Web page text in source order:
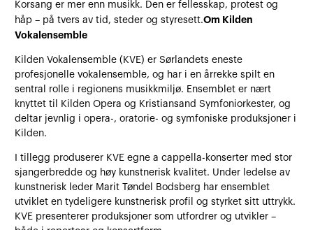
Korsang er mer enn musikk. Den er fellesskap, protest og
håp – på tvers av tid, steder og styresett.Om Kilden
Vokalensemble
Kilden Vokalensemble (KVE) er Sørlandets eneste
profesjonelle vokalensemble, og har i en årrekke spilt en
sentral rolle i regionens musikkmiljø. Ensemblet er nært
knyttet til Kilden Opera og Kristiansand Symfoniorkester, og
deltar jevnlig i opera-, oratorie- og symfoniske produksjoner i
Kilden.
I tillegg produserer KVE egne a cappella-konserter med stor
sjangerbredde og høy kunstnerisk kvalitet. Under ledelse av
kunstnerisk leder Marit Tøndel Bodsberg har ensemblet
utviklet en tydeligere kunstnerisk profil og styrket sitt uttrykk.
KVE presenterer produksjoner som utfordrer og utvikler –